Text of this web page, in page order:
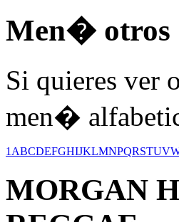
Men� otros
Si quieres ver
men�
1 ABCDEFGHIJKLMNPQRSTUV
MORGAN